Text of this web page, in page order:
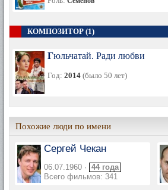
КОМПОЗИТОР (1)
Гюльчатай. Ради любви
Год: 2014 (было 50 лет)
Похожие люди по имени
Сергей Чекан
06.07.1960 · 44 года
Всего фильмов: 341